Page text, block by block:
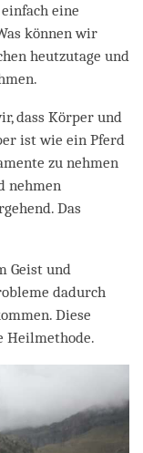
eine
können wir
heutzutage und
dass Körper und
ist wie ein Pferd
zu nehmen
nehmen
Das
Geist und
dadurch
Diese
Heilmethode.